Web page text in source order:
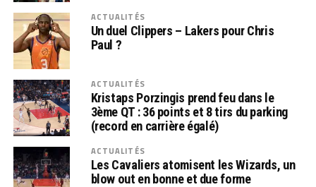
ACTUALITÉS
Un duel Clippers – Lakers pour Chris
Paul ?
ACTUALITÉS
Kristaps Porzingis prend feu dans le
3ème QT : 36 points et 8 tirs du parking
(record en carrière égalé)
ACTUALITÉS
Les Cavaliers atomisent les Wizards, un
blow out en bonne et due forme